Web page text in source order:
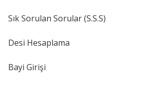
Sık Sorulan Sorular (S.S.S)
Desi Hesaplama
Bayi Girişi